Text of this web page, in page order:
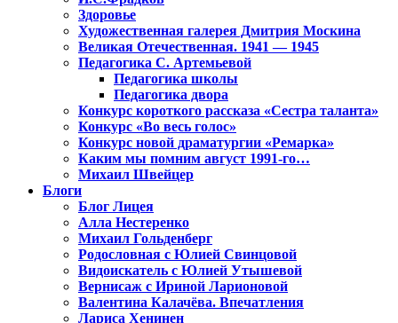
Здоровье
Художественная галерея Дмитрия Москина
Великая Отечественная. 1941 — 1945
Педагогика С. Артемьевой
Педагогика школы
Педагогика двора
Конкурс короткого рассказа «Сестра таланта»
Конкурс «Во весь голос»
Конкурс новой драматургии «Ремарка»
Каким мы помним август 1991-го…
Михаил Швейцер
Блоги
Блог Лицея
Алла Нестеренко
Михаил Гольденберг
Родословная с Юлией Свинцовой
Видоискатель с Юлией Утышевой
Вернисаж с Ириной Ларионовой
Валентина Калачёва. Впечатления
Лариса Хенинен